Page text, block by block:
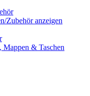
Zubehör anzeigen
& Taschen